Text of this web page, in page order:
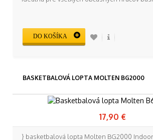
DO KOŠÍKA
BASKETBALOVÁ LOPTA MOLTEN BG2000
17,90 €
} basketbalová lopta Molten BG2000